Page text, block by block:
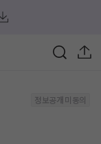
정보공개 미동의